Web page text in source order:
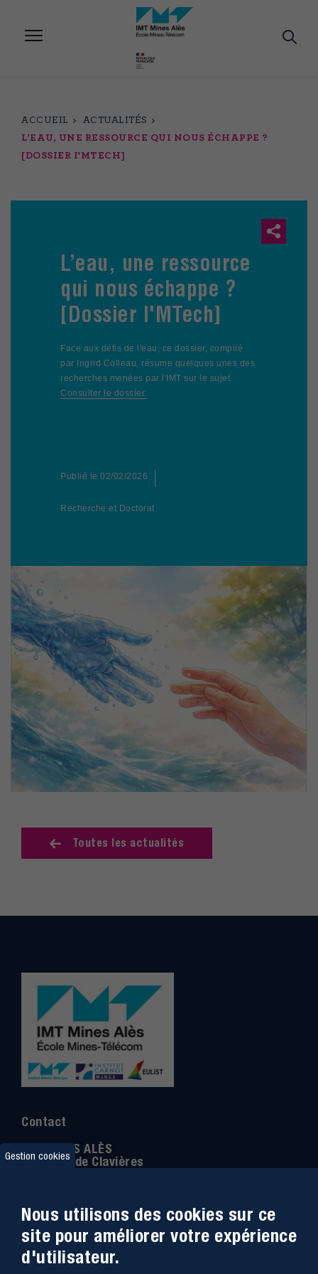
contenu
ACCUEIL
ACTUALITÉS
L’EAU, UNE RESSOURCE QUI NOUS ÉCHAPPE ?
[DOSSIER I'MTECH]
L’eau, une ressource
qui nous échappe ?
[Dossier I'MTech]
Face aux défis de l'eau, ce dossier, compilé
par Ingrid Colleau, résume quelques unes des
recherches menées par l'IMT sur le sujet.
Consulter le dossier.
Publié le 02/02/2026
Recherche et Doctorat
Toutes les actualités
Contact
IMT MINES ALÈS
6 Avenue de Clavières
Téléphone
04 66 78 50 00
Coordonnée GPS:44.13312 - 4.08836
Gestion cookies
Nous utilisons des cookies sur ce
site pour améliorer votre expérience
d'utilisateur.